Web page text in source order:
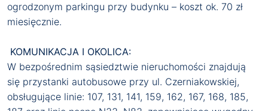
ogrodzonym parkingu przy budynku – koszt ok. 70 zł
miesięcznie.
KOMUNIKACJA I OKOLICA:
W bezpośrednim sąsiedztwie nieruchomości znajdują
się przystanki autobusowe przy ul. Czerniakowskiej,
obsługujące linie: 107, 131, 141, 159, 162, 167, 168, 185,